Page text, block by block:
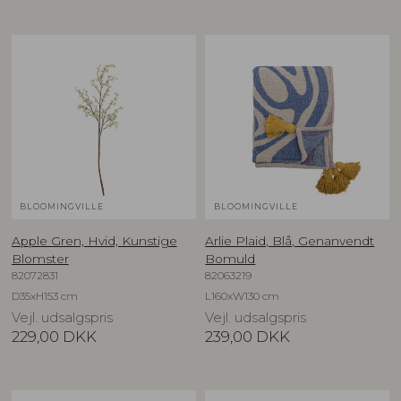
BLOOMINGVILLE
Apple Gren, Hvid, Kunstige
Blomster
82072831
D35xH153 cm
Vejl. udsalgspris
229,00 DKK
BLOOMINGVILLE
Arlie Plaid, Blå, Genanvendt
Bomuld
82063219
L160xW130 cm
Vejl. udsalgspris
239,00 DKK